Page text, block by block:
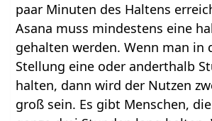
paar Minuten des Haltens
Asana muss mindestens eine
gehalten werden. Wenn man in
Stellung eine oder anderthalb
halten, dann wird der Nutzen
groß sein. Es gibt Menschen,